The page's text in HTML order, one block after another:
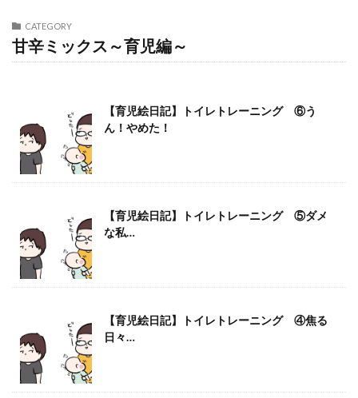
CATEGORY
甘辛ミックス～育児編～
【育児絵日記】トイレトレーニング ⑥う
ん！やめた！
【育児絵日記】トイレトレーニング ⑤ダメ
な私…
【育児絵日記】トイレトレーニング ④焦る
日々…